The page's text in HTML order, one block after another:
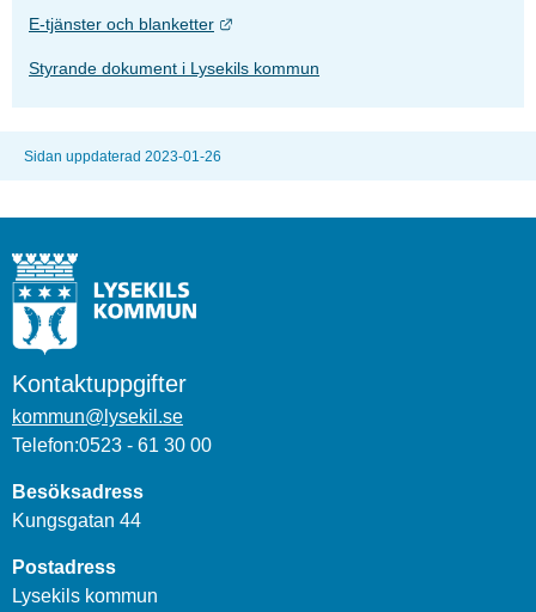
E-tjänster och blanketter Länk till annan webbplats.
Styrande dokument i Lysekils kommun
Sidan uppdaterad 2023-01-26
Kontaktuppgifter
kommun@lysekil.se
Telefon:0523 - 61 30 00
Besöksadress
Kungsgatan 44
Postadress
Lysekils kommun